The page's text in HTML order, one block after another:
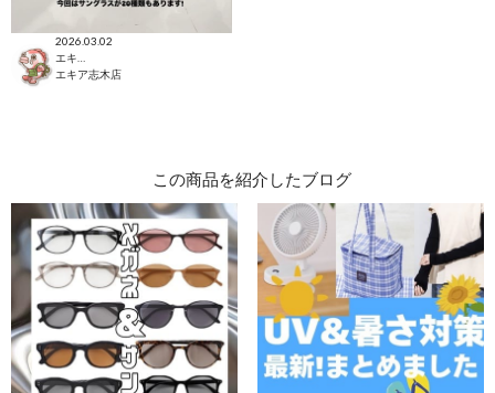
2026.03.02
エキア志木店
この商品を紹介したブログ